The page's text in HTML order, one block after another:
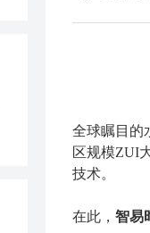
全球瞩目
区规模ZUI
技术。
在此， 智易